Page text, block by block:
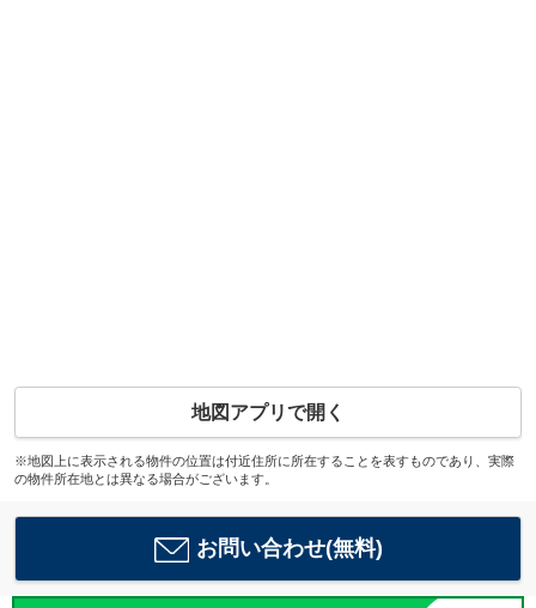
地図アプリで開く
※地図上に表示される物件の位置は付近住所に所在することを表すものであり、実際
の物件所在地とは異なる場合がございます。
お問い合わせ(無料)